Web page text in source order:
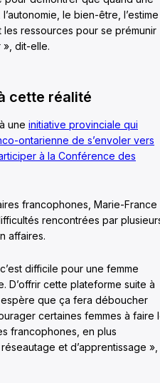
le bien-être, l’estime
les ressources pour se prémunir
», dit-elle.
cette réalité
une initiative provinciale qui
ontarienne de s’envoler vers
à la Conférence des
francophones, Marie-France
rencontrées par
affaires.
difficile pour une femme
D’offrir cette plateforme suite à
que ça fera déboucher
certaines femmes à faire
francophones, en plus
et d’apprentissage »,